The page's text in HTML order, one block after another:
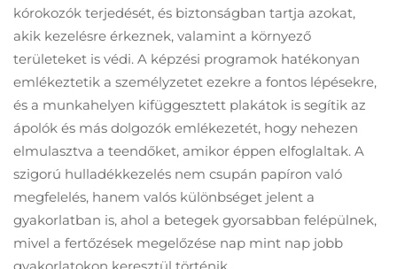
egészségügyi
értéket.
kórokozók terjedését, és biztonságban tartja azokat,
akik kezelésre érkeznek, valamint a környező
területeket is védi. A képzési programok hatékonyan
emlékeztetik a személyzetet ezekre a fontos lépésekre,
és a munkahelyen kifüggesztett plakátok is segítik az
ápolók és más dolgozók emlékezetét, hogy nehezen
elmulasztva a teendőket, amikor éppen elfoglaltak. A
szigorú hulladékkezelés nem csupán papíron való
megfelelés, hanem valós különbséget jelent a
gyakorlatban is, ahol a betegek gyorsabban felépülnek,
mivel a fertőzések megelőzése nap mint nap jobb